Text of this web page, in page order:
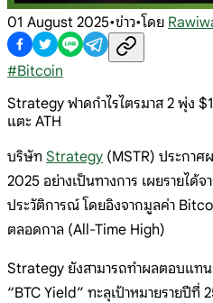
01 August 2025•ข่าว•โดย
#Bitcoin
Strategy ฟาดกำไรไตรมาส 2 พุ่ง
แตะ ATH
บริษัท Strategy (MSTR) ประกาศ
2025 อย่างเป็นทางการ เผยรายได้
ประวัติการณ์ โดยอิงจากมูลค่า
ตลอดกาล (All-Time High)
Strategy ยังสามารถทำผลตอบแท
“BTC Yield” ทะลุเป้าหมายรายปีที่